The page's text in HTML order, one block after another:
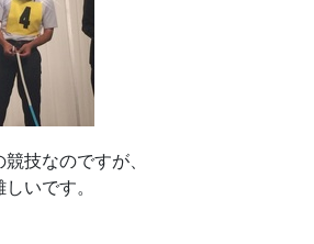
技なのですが、
いです。